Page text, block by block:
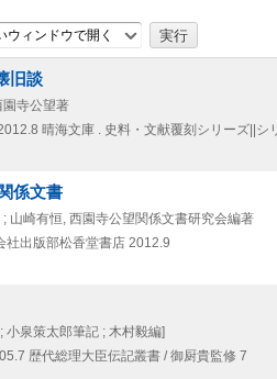
ウィンドウで開く
旧談
園寺公望著
晴海文庫 . 史料・文献覆刻シリーズ||シ
係文書
; 山崎有恒, 西園寺公望関係文書研究会編著
社出版部松香堂書店 2012.9
小泉策太郎筆記 ; 木村毅編]
歴代総理大臣伝記叢書 / 御厨貴監修 7